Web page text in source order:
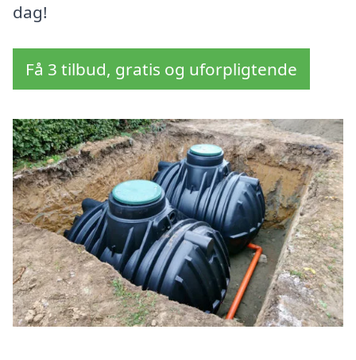
dag!
Få 3 tilbud, gratis og uforpligtende